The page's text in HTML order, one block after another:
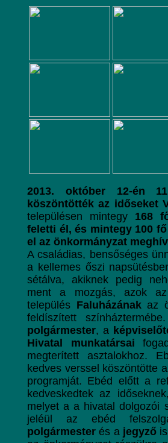
2013. október 12-én 11
köszöntötték az időseket
településen mintegy 168
feletti él, és mintegy 100
el az önkormányzat
A családias, bensőséges
a kellemes őszi
sétálva, akiknek pedig
ment a mozgás, azok
település Faluházánakaz
feldíszített
polgármester, a
Hivatal munkatársai
megterített asztalokhoz.
kedves verssel köszöntötte
programját. Ebéd előtt a
kedveskedtek az
melyet a a hivatal dolgozói
jeléül az ebéd
polgármester és a jegyző